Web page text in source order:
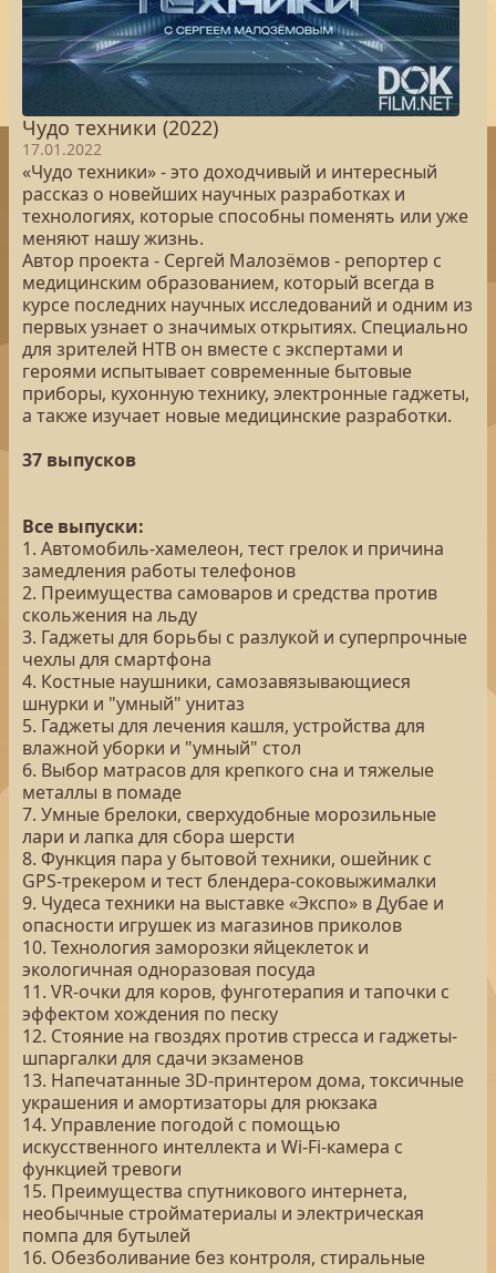
Чудо техники (2022)
17.01.2022
«Чудо техники» - это доходчивый и интересный
рассказ о новейших научных разработках и
технологиях, которые способны поменять или уже
меняют нашу жизнь.
Автор проекта - Сергей Малозёмов - репортер с
медицинским образованием, который всегда в
курсе последних научных исследований и одним из
первых узнает о значимых открытиях. Специально
для зрителей НТВ он вместе с экспертами и
героями испытывает современные бытовые
приборы, кухонную технику, электронные гаджеты,
а также изучает новые медицинские разработки.
37 выпусков
Все выпуски:
1. Автомобиль-хамелеон, тест грелок и причина
замедления работы телефонов
2. Преимущества самоваров и средства против
скольжения на льду
3. Гаджеты для борьбы с разлукой и суперпрочные
чехлы для смартфона
4. Костные наушники, самозавязывающиеся
шнурки и "умный" унитаз
5. Гаджеты для лечения кашля, устройства для
влажной уборки и "умный" стол
6. Выбор матрасов для крепкого сна и тяжелые
металлы в помаде
7. Умные брелоки, сверхудобные морозильные
лари и лапка для сбора шерсти
8. Функция пара у бытовой техники, ошейник с
GPS-трекером и тест блендера-соковыжималки
9. Чудеса техники на выставке «Экспо» в Дубае и
опасности игрушек из магазинов приколов
10. Технология заморозки яйцеклеток и
экологичная одноразовая посуда
11. VR-очки для коров, фунготерапия и тапочки с
эффектом хождения по песку
12. Стояние на гвоздях против стресса и гаджеты-
шпаргалки для сдачи экзаменов
13. Напечатанные 3D-принтером дома, токсичные
украшения и амортизаторы для рюкзака
14. Управление погодой с помощью
искусственного интеллекта и Wi-Fi-камера с
функцией тревоги
15. Преимущества спутникового интернета,
необычные стройматериалы и электрическая
помпа для бутылей
16. Обезболивание без контроля, стиральные